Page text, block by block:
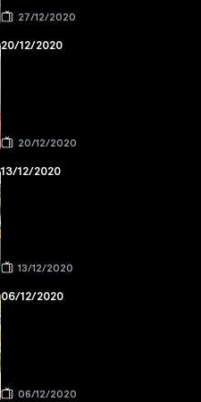
27/12/2020
20/12/2020
20/12/2020
13/12/2020
13/12/2020
06/12/2020
06/12/2020